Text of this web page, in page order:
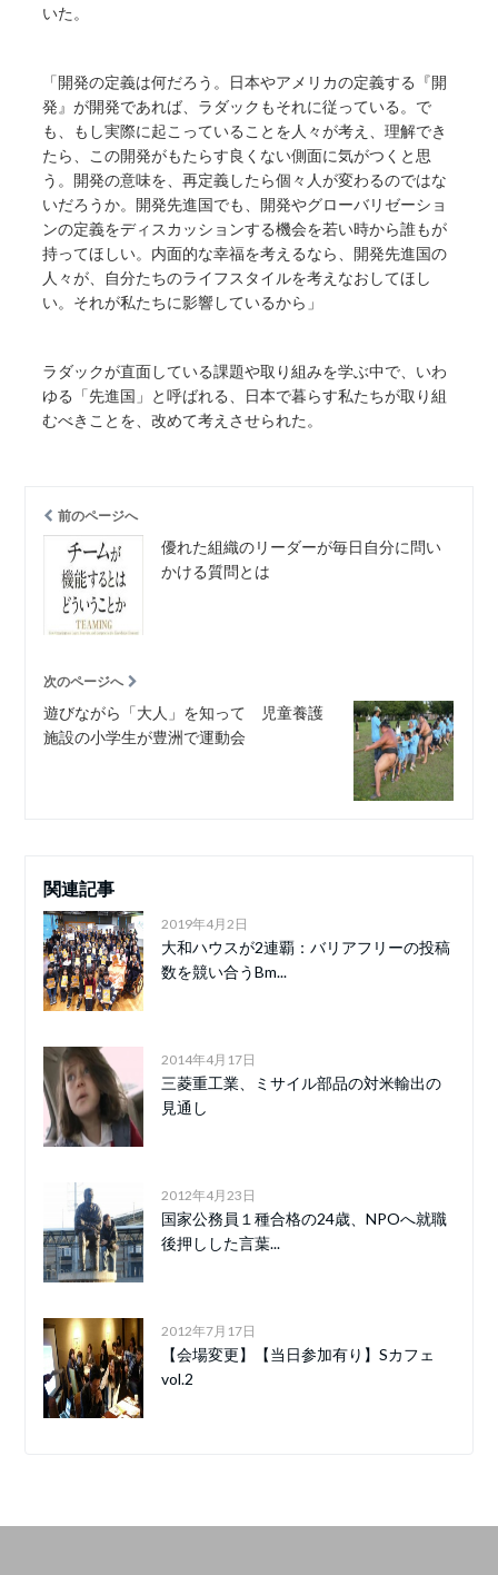
いた。
「開発の定義は何だろう。日本やアメリカの定義する『開
発』が開発であれば、ラダックもそれに従っている。で
も、もし実際に起こっていることを人々が考え、理解でき
たら、この開発がもたらす良くない側面に気がつくと思
う。開発の意味を、再定義したら個々人が変わるのではな
いだろうか。開発先進国でも、開発やグローバリゼーショ
ンの定義をディスカッションする機会を若い時から誰もが
持ってほしい。内面的な幸福を考えるなら、開発先進国の
人々が、自分たちのライフスタイルを考えなおしてほし
い。それが私たちに影響しているから」
ラダックが直面している課題や取り組みを学ぶ中で、いわ
ゆる「先進国」と呼ばれる、日本で暮らす私たちが取り組
むべきことを、改めて考えさせられた。
前のページへ
優れた組織のリーダーが毎日自分に問い
かける質問とは
次のページへ
遊びながら「大人」を知って 児童養護
施設の小学生が豊洲で運動会
関連記事
2019年4月2日
大和ハウスが2連覇：バリアフリーの投稿
数を競い合うBm...
2014年4月17日
三菱重工業、ミサイル部品の対米輸出の
見通し
2012年4月23日
国家公務員１種合格の24歳、NPOへ就職
後押しした言葉...
2012年7月17日
【会場変更】【当日参加有り】Sカフェ
vol.2